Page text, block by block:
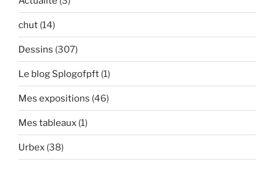
chut (14)
Dessins (307)
Le blog Splogofpft (1)
Mes expositions (46)
Mes tableaux (1)
Urbex (38)